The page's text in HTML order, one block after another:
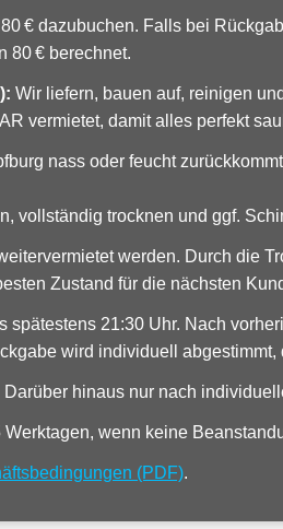
€ dazubuchen. Falls bei
80 € berechnet.
Wir liefern, bauen auf, reinigen
vermietet, damit alles perfekt
nass oder feucht
vollständig trocknen und ggf.
werden. Durch die
Zustand für die nächsten
spätestens 21:30 Uhr. Nach
wird individuell
hinaus nur nach
wenn keine
(PDF).